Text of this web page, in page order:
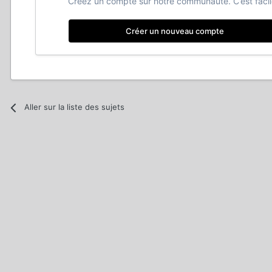
Créer un nouveau compte
Aller sur la liste des sujets